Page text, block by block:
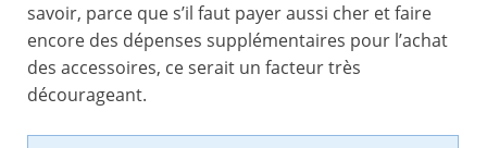
savoir, parce que s’il faut payer aussi cher et faire
encore des dépenses supplémentaires pour l’achat
des accessoires, ce serait un facteur très
décourageant.